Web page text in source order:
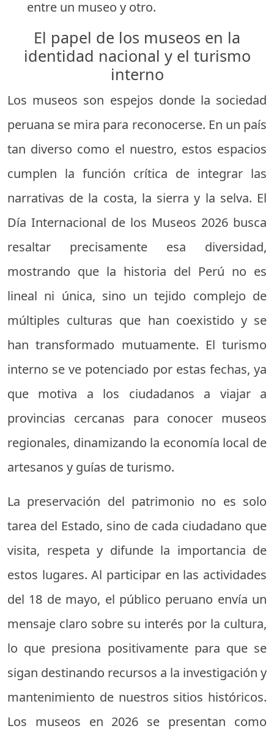
entre un museo y otro.
El papel de los museos en la
identidad nacional y el turismo
interno
Los museos son espejos donde la sociedad
peruana se mira para reconocerse. En un país
tan diverso como el nuestro, estos espacios
cumplen la función crítica de integrar las
narrativas de la costa, la sierra y la selva. El
Día Internacional de los Museos 2026 busca
resaltar precisamente esa diversidad,
mostrando que la historia del Perú no es
lineal ni única, sino un tejido complejo de
múltiples culturas que han coexistido y se
han transformado mutuamente. El turismo
interno se ve potenciado por estas fechas, ya
que motiva a los ciudadanos a viajar a
provincias cercanas para conocer museos
regionales, dinamizando la economía local de
artesanos y guías de turismo.
La preservación del patrimonio no es solo
tarea del Estado, sino de cada ciudadano que
visita, respeta y difunde la importancia de
estos lugares. Al participar en las actividades
del 18 de mayo, el público peruano envía un
mensaje claro sobre su interés por la cultura,
lo que presiona positivamente para que se
sigan destinando recursos a la investigación y
mantenimiento de nuestros sitios históricos.
Los museos en 2026 se presentan como